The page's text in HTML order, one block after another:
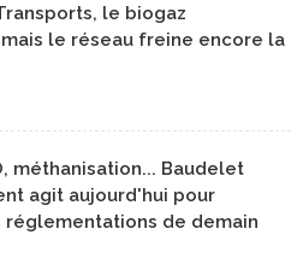
le biogaz
le réseau freine encore la
méthanisation... Baudelet
agit aujourd'hui pour
réglementations de demain